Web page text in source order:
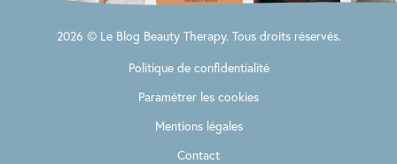
2026 © Le Blog Beauty Therapy. Tous droits réservés.
Politique de confidentialité
Paramétrer les cookies
Mentions légales
Contact